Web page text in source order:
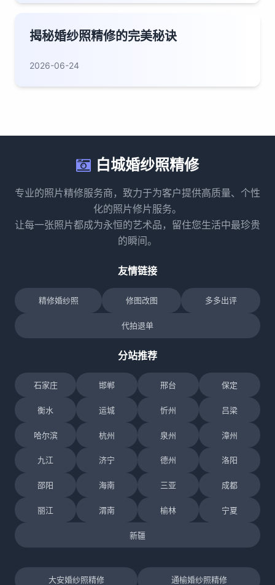
揭秘婚纱照精修的完美秘诀
2026-06-24
白城婚纱照精修
专业的照片精修服务商，致力于为客户提供高质量、个性
化的照片修片服务。
让每一张照片都成为永恒的艺术品，留住您生活中最珍贵
的瞬间。
友情链接
精修婚纱照 修图改图 多多出评
代拍退单
分站推荐
石家庄 邯郸 邢台 保定
衡水 运城 忻州 吕梁
哈尔滨 杭州 泉州 漳州
九江 济宁 德州 洛阳
邵阳 海南 三亚 成都
丽江 渭南 榆林 宁夏
新疆
大安婚纱照精修 通榆婚纱照精修